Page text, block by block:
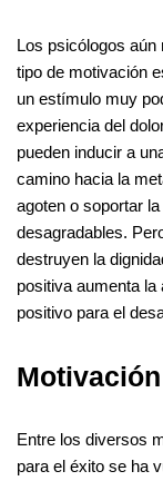
Los psicólogos aún
tipo de motivación
un estímulo muy
experiencia del
pueden inducir a
camino hacia la
agoten o soportar
desagradables.
destruyen la
positiva aumenta
positivo para el
Entre los diversos
para el éxito se ha